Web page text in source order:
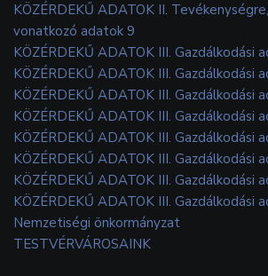
KÖZÉRDEKŰ ADATOK II.
vonatkozó adatok 9
KÖZÉRDEKŰ ADATOK III. Gazdálkodási
KÖZÉRDEKŰ ADATOK III. Gazdálkodási
KÖZÉRDEKŰ ADATOK III. Gazdálkodási
KÖZÉRDEKŰ ADATOK III. Gazdálkodási
KÖZÉRDEKŰ ADATOK III. Gazdálkodási
KÖZÉRDEKŰ ADATOK III. Gazdálkodási
KÖZÉRDEKŰ ADATOK III. Gazdálkodási
KÖZÉRDEKŰ ADATOK III. Gazdálkodási
Nemzetiségi önkormányzat
TESTVÉRVÁROSAINK